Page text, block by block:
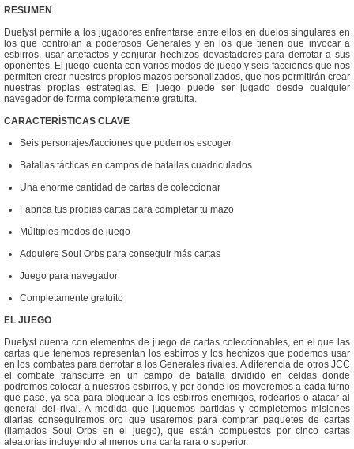
RESUMEN
Duelyst permite a los jugadores enfrentarse entre ellos en duelos singulares en
los que controlan a poderosos Generales y en los que tienen que invocar a
esbirros, usar artefactos y conjurar hechizos devastadores para derrotar a sus
oponentes. El juego cuenta con varios modos de juego y seis facciones que nos
permiten crear nuestros propios mazos personalizados, que nos permitirán crear
nuestras propias estrategias. El juego puede ser jugado desde cualquier
navegador de forma completamente gratuita.
CARACTERÍSTICAS CLAVE
Seis personajes/facciones que podemos escoger
Batallas tácticas en campos de batallas cuadriculados
Una enorme cantidad de cartas de coleccionar
Fabrica tus propias cartas para completar tu mazo
Múltiples modos de juego
Adquiere Soul Orbs para conseguir más cartas
Juego para navegador
Completamente gratuito
EL JUEGO
Duelyst cuenta con elementos de juego de cartas coleccionables, en el que las
cartas que tenemos representan los esbirros y los hechizos que podemos usar
en los combates para derrotar a los Generales rivales. A diferencia de otros JCC
el combate transcurre en un campo de batalla dividido en celdas donde
podremos colocar a nuestros esbirros, y por donde los moveremos a cada turno
que pase, ya sea para bloquear a los esbirros enemigos, rodearlos o atacar al
general del rival. A medida que juguemos partidas y completemos misiones
diarias conseguiremos oro que usaremos para comprar paquetes de cartas
(llamados Soul Orbs en el juego), que están compuestos por cinco cartas
aleatorias incluyendo al menos una carta rara o superior.